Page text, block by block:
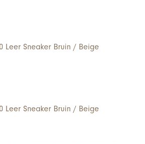
Leer Sneaker Bruin / Beige
Leer Sneaker Bruin / Beige